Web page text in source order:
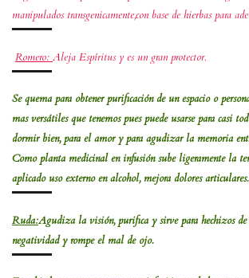
manipulados transgenicamente,con base de hierbas para
Romero: Aleja Espíritus y es un gran protector.
Se quema para obtener purificación de un espacio o
mas versátiles que tenemos pues puede usarse para casi
dormir bien, para el amor y para agudizar la memoria
Como planta medicinal en infusión sube ligeramente la
aplicado uso externo en alcohol, mejora dolores articulares.
Ruda:Agudiza la visión, purifica y sirve para hechizos
negatividad y rompe el mal de ojo.